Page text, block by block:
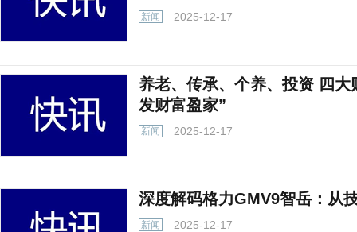
新闻 2025-12-17
养老、传承、个养、投资 四大
发财富盈家”
新闻 2025-12-17
深度解码格力GMV9智岳：从
新闻 2025-12-17